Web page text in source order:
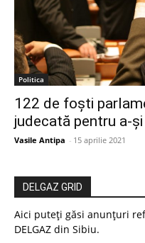
Politica
122 de foști
judecată pentru a-
Vasile Antipa - 15 aprilie 2021
DELGAZ GRID
Aici puteți găsi anunțuri
DELGAZ din Sibiu.